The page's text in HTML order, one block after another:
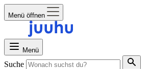
Menü öffnen
Menü
Suche